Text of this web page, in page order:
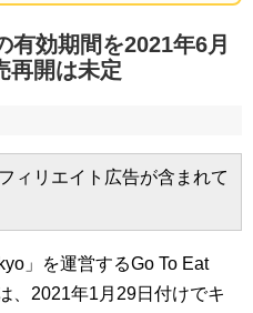
効期間を2021年6月
再開は未定
ィリエイト広告が含まれて
」を運営するGo To Eat
、2021年1月29日付けでキ